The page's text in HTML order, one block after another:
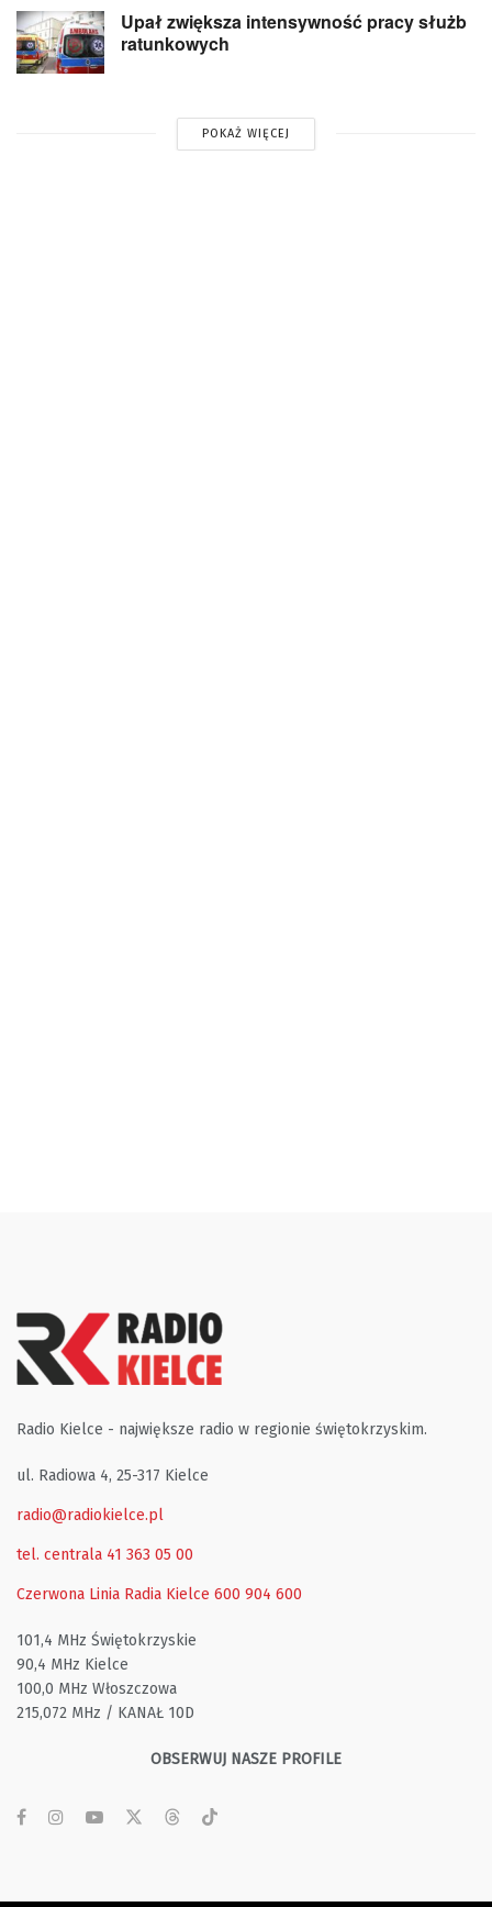
Upał zwiększa intensywność pracy służb
ratunkowych
POKAŻ WIĘCEJ
Radio Kielce - największe radio w regionie świętokrzyskim.
ul. Radiowa 4, 25-317 Kielce
radio@radiokielce.pl
tel. centrala 41 363 05 00
Czerwona Linia Radia Kielce 600 904 600
101,4 MHz Świętokrzyskie
90,4 MHz Kielce
100,0 MHz Włoszczowa
215,072 MHz / KANAŁ 10D
OBSERWUJ NASZE PROFILE